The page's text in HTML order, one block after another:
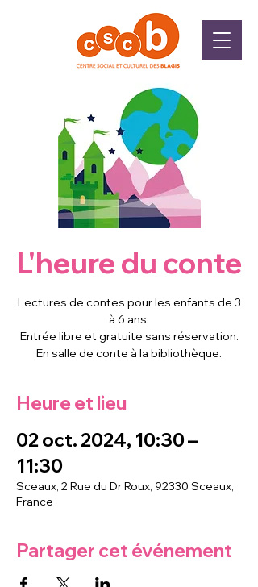
L'heure du conte
Lectures de contes pour les enfants de 3
à 6 ans.
Entrée libre et gratuite sans réservation.
En salle de conte à la bibliothèque.
Heure et lieu
02 oct. 2024, 10:30 –
11:30
Sceaux, 2 Rue du Dr Roux, 92330 Sceaux,
France
Partager cet événement